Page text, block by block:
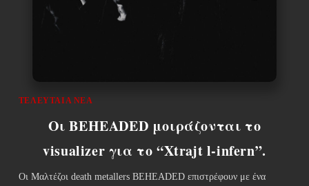
ΤΕΛΕΥΤΑΊΑ ΝΈΑ
Οι BEHEADED μοιράζονται το
visualizer για το “Xtrajt l-infern”.
Οι Μαλτέζοι death metallers BEHEADED επιστρέφουν με ένα